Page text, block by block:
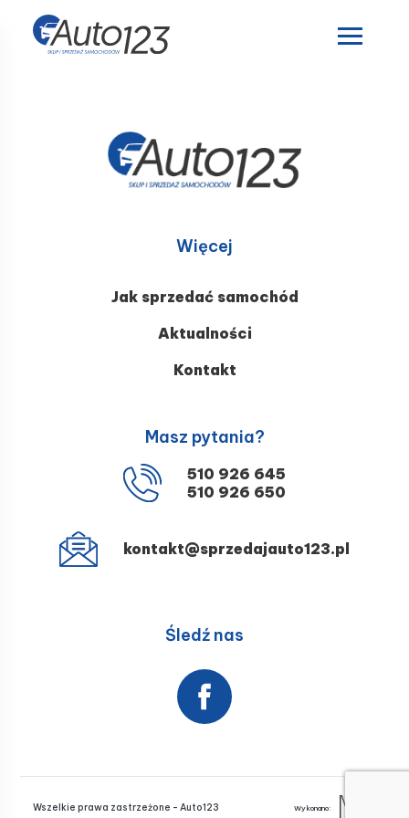
Więcej
Jak sprzedać samochód
Aktualności
Kontakt
Masz pytania?
510 926 645
510 926 650
kontakt@sprzedajauto123.pl
Śledź nas
Wszelkie prawa zastrzeżone - Auto123 Wykonano: